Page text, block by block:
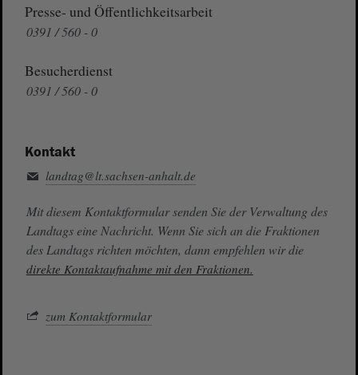
Presse- und Öffentlichkeitsarbeit
0391 / 560 - 0
Besucherdienst
0391 / 560 - 0
Kontakt
landtag@lt.sachsen-anhalt.de
Mit diesem Kontaktformular senden Sie der Verwaltung des
Landtags eine Nachricht. Wenn Sie sich an die Fraktionen
des Landtags richten möchten, dann empfehlen wir die
direkte Kontaktaufnahme mit den Fraktionen.
zum Kontaktformular